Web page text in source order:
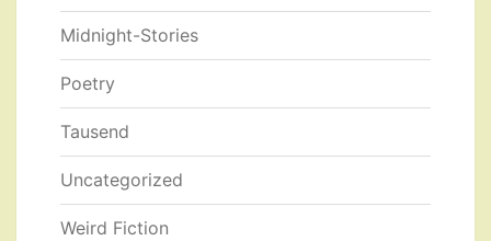
Midnight-Stories
Poetry
Tausend
Uncategorized
Weird Fiction